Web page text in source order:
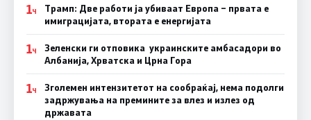
1Ч
Трамп: Две работи ја убиваат Европа – првата е
имиграцијата, втората е енергијата
1Ч
Зеленски ги отповика украинските амбасадори во
Албанија, Хрватска и Црна Гора
1Ч
Зголемен интензитетот на сообраќај, нема подолги
задржувања на премините за влез и излез од
државата